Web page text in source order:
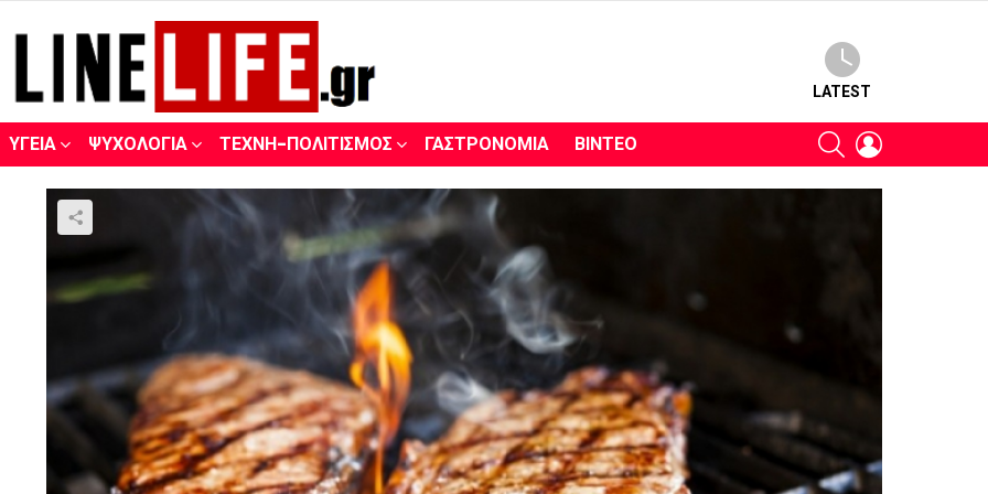
LATEST
ΥΓΕΊΑ ΨΥΧΟΛΟΓΊΑ ΤΈΧΝΗ-ΠΟΛΙΤΙΣΜΌΣ ΓΑΣΤΡΟΝΟΜΊΑ ΒΊΝΤΕΟ SEARCH